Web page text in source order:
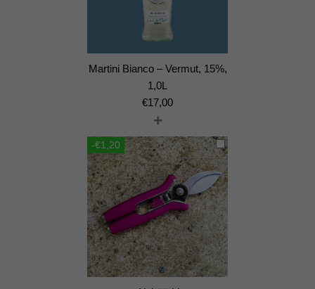
Martini Bianco – Vermut, 15%,
1,0L
€17,00
+
-€1,20